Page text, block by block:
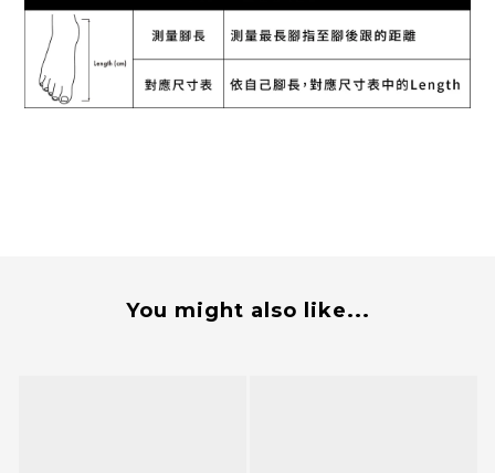
You might also like...